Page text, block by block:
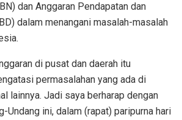
dan Anggaran Pendapatan dan
dalam menangani masalah-masalah
di pusat dan daerah itu
permasalahan yang ada di
lainnya. Jadi saya berharap dengan
Undang ini, dalam (rapat) paripurna hari